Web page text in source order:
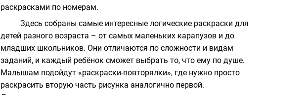
раскрасками по номерам.
Здесь собраны самые интересные логические раскраски для
детей разного возраста – от самых маленьких карапузов и до
младших школьников. Они отличаются по сложности и видам
заданий, и каждый ребёнок сможет выбрать то, что ему по душе.
Малышам подойдут «раскраски-повторялки», где нужно просто
раскрасить вторую часть рисунка аналогично первой.